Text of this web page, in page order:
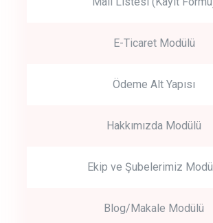
E-Ticaret Modülü
Ödeme Alt Yapısı
Hakkımızda Modülü
Ekip ve Şubelerimiz
Blog/Makale Modülü